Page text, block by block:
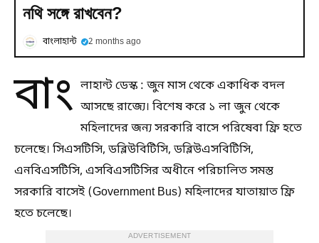
নথি সঙ্গে রাখবেন?
বাংলাহান্ট 2 months ago
বাং লাহান্ট ডেস্ক : জুন মাস থেকে একাধিক বদল
আসছে রাজ্যে। বিশেষ করে ১ লা জুন থেকে
মহিলাদের জন্য সরকারি বাসে পরিষেবা ফ্রি হতে
চলেছে। সিএসটিসি, ডব্লিউবিটিসি, ডব্লিউএসবিটিসি,
এনবিএসটিসি, এসবিএসটিসির অধীনে পরিচালিত সমস্ত
সরকারি বাসেই (Government Bus) মহিলাদের যাতায়াত ফ্রি
হতে চলেছে।
ADVERTISEMENT